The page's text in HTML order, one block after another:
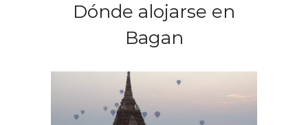
Dónde alojarse en
Bagan